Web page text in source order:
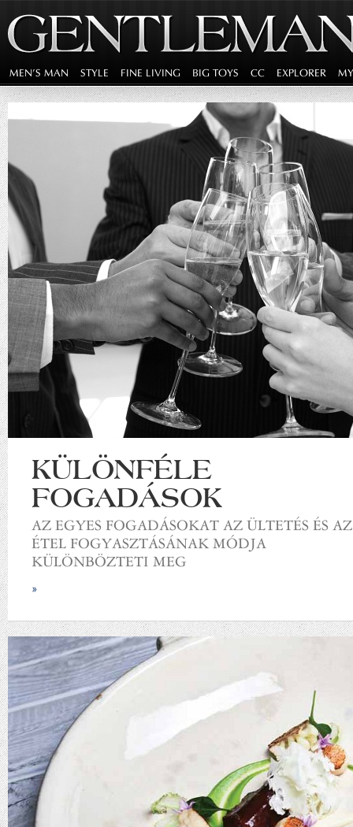
MEN'S MAN STYLE FINE LIVING BIG TOYS CC EXPLORER
KÜLÖNFÉLE
FOGADÁSOK
AZ EGYES FOGADÁSOKAT AZ ÜLTETÉS ÉS AZ
ÉTEL FOGYASZTÁSÁNAK MÓDJA
KÜLÖNBÖZTETI MEG
»